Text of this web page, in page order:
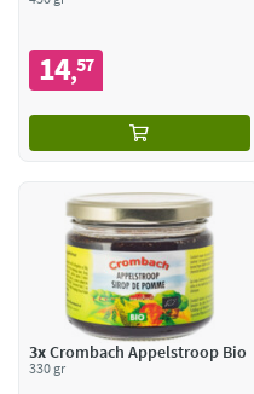
14,57
3xCrombach Appelstroop Bio
330 gr